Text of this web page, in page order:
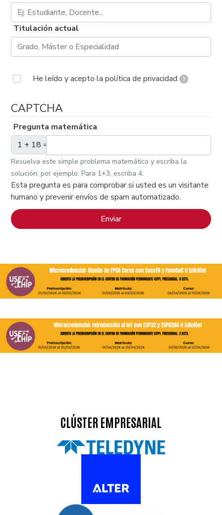
Titulación actual
He leído y acepto la política de privacidad ?
CAPTCHA
Pregunta matemática
1 + 18 =
Resuelva este simple problema matemático y escriba la
solución; por ejemplo: Para 1+3, escriba 4.
Esta pregunta es para comprobar si usted es un visitante
humano y prevenir envíos de spam automatizado.
CLÚSTER EMPRESARIAL